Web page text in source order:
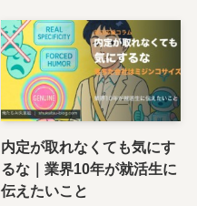
内定が取れなくても気にす
るな｜業界10年が就活生に
伝えたいこと